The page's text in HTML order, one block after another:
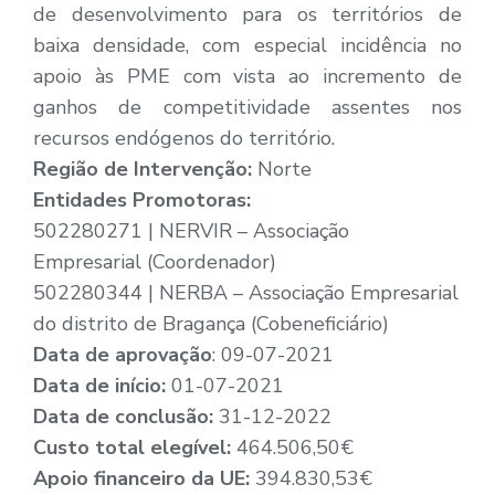
de desenvolvimento para os territórios de
baixa densidade, com especial incidência no
apoio às PME com vista ao incremento de
ganhos de competitividade assentes nos
recursos endógenos do território.
Região de Intervenção: Norte
Entidades Promotoras:
502280271 | NERVIR – Associação
Empresarial (Coordenador)
502280344 | NERBA – Associação Empresarial
do distrito de Bragança (Cobeneficiário)
Data de aprovação: 09-07-2021
Data de início: 01-07-2021
Data de conclusão: 31-12-2022
Custo total elegível: 464.506,50€
Apoio financeiro da UE: 394.830,53€